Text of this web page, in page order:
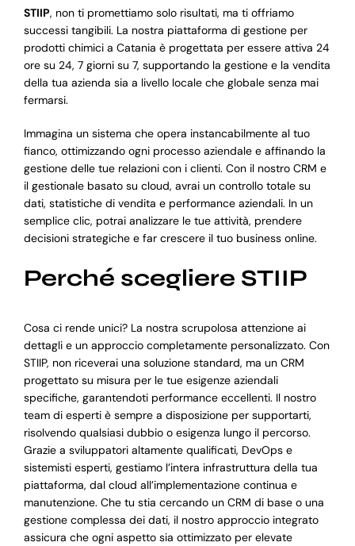
STIIP, non ti promettiamo solo risultati, ma ti offriamo
successi tangibili. La nostra piattaforma di gestione per
prodotti chimici a Catania è progettata per essere attiva 24
ore su 24, 7 giorni su 7, supportando la gestione e la vendita
della tua azienda sia a livello locale che globale senza mai
fermarsi.
Immagina un sistema che opera instancabilmente al tuo
fianco, ottimizzando ogni processo aziendale e affinando la
gestione delle tue relazioni con i clienti. Con il nostro CRM e
il gestionale basato su cloud, avrai un controllo totale su
dati, statistiche di vendita e performance aziendali. In un
semplice clic, potrai analizzare le tue attività, prendere
decisioni strategiche e far crescere il tuo business online.
Perché scegliere STIIP
Cosa ci rende unici? La nostra scrupolosa attenzione ai
dettagli e un approccio completamente personalizzato. Con
STIIP, non riceverai una soluzione standard, ma un CRM
progettato su misura per le tue esigenze aziendali
specifiche, garantendoti performance eccellenti. Il nostro
team di esperti è sempre a disposizione per supportarti,
risolvendo qualsiasi dubbio o esigenza lungo il percorso.
Grazie a sviluppatori altamente qualificati, DevOps e
sistemisti esperti, gestiamo l’intera infrastruttura della tua
piattaforma, dal cloud all’implementazione continua e
manutenzione. Che tu stia cercando un CRM di base o una
gestione complessa dei dati, il nostro approccio integrato
assicura che ogni aspetto sia ottimizzato per elevate